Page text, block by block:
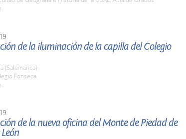
de la iluminación de la capilla del Colegio
(Salamanca)
Fonseca
de la nueva oficina del Monte de Piedad de